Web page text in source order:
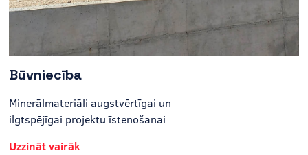
Būvniecība
Minerālmateriāli augstvērtīgai un
ilgtspējīgai projektu īstenošanai
Uzzināt vairāk